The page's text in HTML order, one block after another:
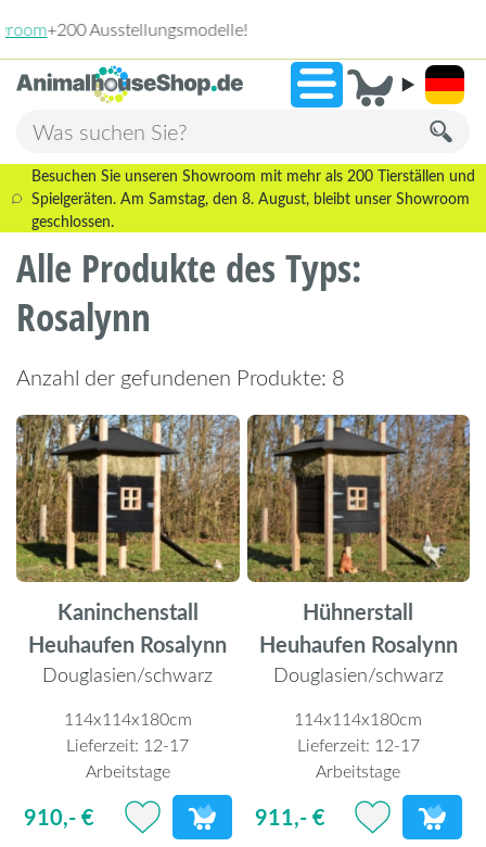
»2.238 Bewertungen!
Besuchen Sie unseren Showroom mit mehr als 200 Tierställen und
Spielgeräten. Am Samstag, den 8. August, bleibt unser Showroom
geschlossen.
Alle Produkte des Typs:
Rosalynn
Anzahl der gefundenen Produkte: 8
Kaninchenstall
Heuhaufen Rosalynn
Douglasien/schwarz
114x114x180cm
Lieferzeit: 12-17
Arbeitstage
910,- €
Hühnerstall
Heuhaufen Rosalynn
Douglasien/schwarz
114x114x180cm
Lieferzeit: 12-17
Arbeitstage
911,- €